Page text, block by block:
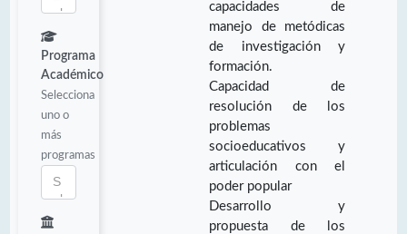
Programa
Académico
Selecciona
uno o
más
programas
capacidades de
manejo de metódicas
de investigación y
formación.
Capacidad de
resolución de los
problemas
socioeducativos y
articulación con el
poder popular
Desarrollo y
propuesta de los